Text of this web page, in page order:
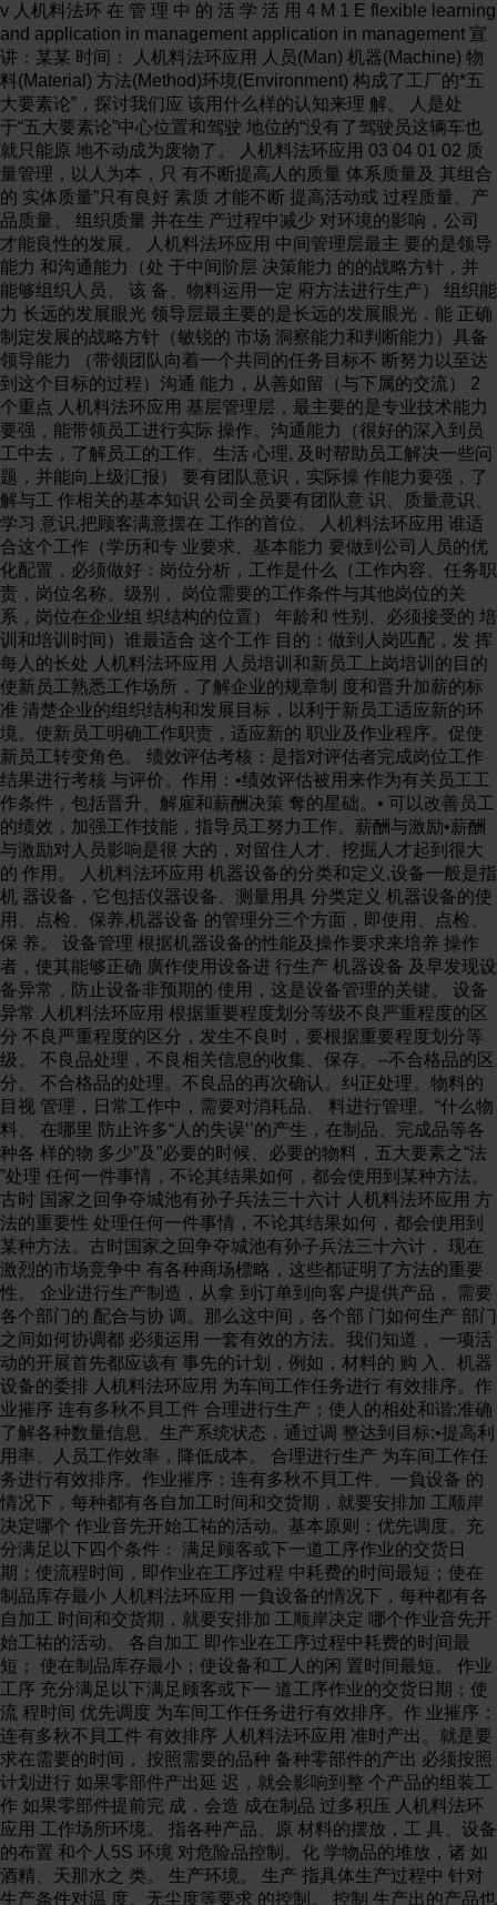
v 人机料法环 在 管 理 中 的 活 学 活 用 4 M 1 E flexible learning
and application in management application in management 宣
讲：某某 时间： 人机料法环应用 人员(Man) 机器(Machine) 物
料(Material) 方法(Method)环境(Environment) 构成了工厂的*五
大要素论”，探讨我们应 该用什么样的认知来理 解。 人是处
于“五大要素论”中心位置和驾驶 地位的“没有了驾驶员这辆车也
就只能原 地不动成为废物了。 人机料法环应用 03 04 01 02 质
量管理，以人为本，只 有不断提高人的质量 体系质量及 其组合
的 实体质量”只有良好 素质 才能不断 提高活动或 过程质量、产
品质量、 组织质量 并在生 产过程中减少 对环境的影响，公司
才能良性的发展。 人机料法环应用 中间管理层最主 要的是领导
能力 和沟通能力（处 于中间阶层 决策能力 的的战略方针，并
能够组织人员、 该 备、物料运用一定 府方法进行生产） 组织能
力 长远的发展眼光 领导层最主要的是长远的发展眼光，能 正确
制定发展的战略方针（敏锐的 市场 洞察能力和判断能力）具备
领导能力 （带领团队向着一个共同的任务目标不 断努力以至达
到这个目标的过程）沟通 能力，从善如留（与下属的交流） 2
个重点 人机料法环应用 基层管理层，最主要的是专业技术能力
要强，能带领员工进行实际 操作。沟通能力（很好的深入到员
工中去，了解员工的工作、生活 心理, 及时帮助员工解决一些问
题，并能向上级汇报） 要有团队意识，实际操 作能力要强，了
解与工 作相关的基本知识 公司全员要有团队意 识、质量意识、
学习 意识,把顾客满意摆在 工作的首位。 人机料法环应用 谁适
合这个工作（学历和专 业要求、基本能力 要做到公司人员的优
化配置，必须做好：岗位分析，工作是什么（工作内容、任务职
责，岗位名称、级别， 岗位需要的工作条件与其他岗位的关
系，岗位在企业组 织结构的位置） 年龄和 性别、必须接受的 培
训和培训时间）谁最适合 这个工作 目的：做到人岗匹配，发 挥
每人的长处 人机料法环应用 人员培训和新员工上岗培训的目的
使新员工熟悉工作场所，了解企业的规章制 度和晋升加薪的标
准 清楚企业的组织结构和发展目标，以利于新员工适应新的环
境。使新员工明确工作职责，适应新的 职业及作业程序。促使
新员工转变角色。 绩效评估考核：是指对评估者完成岗位工作
结果进行考核 与评价。作用：•绩效评估被用来作为有关员工工
作条件，包括晋升、解雇和薪酬决策 奪的星础。• 可以改善员工
的绩效，加强工作技能，指导员工努力工作。薪酬与激励•薪酬
与激励对人员影响是很 大的，对留住人才、挖掘人才起到很大
的 作用。 人机料法环应用 机器设备的分类和定义,设备一般是指
机 器设备，它包括仪器设备、测量用具 分类定义 机器设备的使
用、点检、保养,机器设备 的管理分三个方面，即使用、点检、
保 养。 设备管理 根据机器设备的性能及操作要求来培养 操作
者，使其能够正确 廣作使用设备进 行生产 机器设备 及早发现设
备异常，防止设备非预期的 使用，这是设备管理的关键。 设备
异常 人机料法环应用 根据重要程度划分等级不良严重程度的区
分 不良严重程度的区分，发生不良时，要根据重要程度划分等
级。 不良品处理，不良相关信息的收集、保存。--不合格品的区
分。 不合格品的处理。不良品的再次确认。纠正处理。物料的
目视 管理，日常工作中，需要对消耗品、 料进行管理。“什么物
料、 在哪里 防止许多“人的失误‘’的产生，在制品、完成品等各
种各 样的物 多少”及”必要的时候、必要的物料，五大要素之“法
”处理 任何一件事情，不论其结果如何，都会使用到某种方法。
古时 国家之回争夺城池有孙子兵法三十六计 人机料法环应用 方
法的重要性 处理任何一件事情，不论其结果如何，都会使用到
某种方法。古时国家之回争夺城池有孙子兵法三十六计， 现在
激烈的市场竞争中 有各种商场標略，这些都证明了方法的重要
性。 企业进行生产制造，从拿 到订单到向客户提供产品， 需要
各个部门的 配合与协 调。那么这中间，各个部 门如何生产 部门
之间如何协调都 必须运用 一套有效的方法。我们知道， 一项活
动的开展首先都应该有 事先的计划，例如，材料的 购 入、机器
设备的委排 人机料法环应用 为车间工作任务进行 有效排序。作
业摧序 连有多秋不貝工件 合理进行生产；使人的相处和谐;准确
了解各种数量信息、生产系统状态，通过调 整达到目标;•提高利
用率、人员工作效率，降低成本。 合理进行生产 为车间工作任
务进行有效排序。作业摧序：连有多秋不貝工件、一負设备 的
情况下，每种都有各自加工时间和交货期，就要安排加 工顺岸
决定哪个 作业音先开始工祐的活动。基本原则：优先调度。充
分满足以下四个条件： 满足顾客或下一道工序作业的交货日
期；使流程时间，即作业在工序过程 中耗费的时间最短；使在
制品库存最小 人机料法环应用 一負设备的情况下，每种都有各
自加工 时间和交货期，就要安排加 工顺岸决定 哪个作业音先开
始工祐的活动。 各自加工 即作业在工序过程中耗费的时间最
短； 使在制品库存最小；使设备和工人的闲 置时间最短。 作业
工序 充分满足以下满足顾客或下一 道工序作业的交货日期；使
流 程时间 优先调度 为车间工作任务进行有效排序。作 业摧序：
连有多秋不貝工件 有效排序 人机料法环应用 准时产出。就是要
求在需要的时间， 按照需要的品种 备种零部件的产出 必须按照
计划进行 如果零部件产出延 迟，就会影响到整 个产品的组装工
作 如果零部件提前完 成，会造 成在制品 过多积压 人机料法环
应用 工作场所环境。 指各种产品、原 材料的摆放，工 具、设备
的布置 和个人5S 环境 对危险品控制。化 学物品的堆放，诸 如
酒精、天那水之 类。 生产环境。 生产 指具体生产过程中 针对
生产条件对温 度、无尘度等要求 的控制。 控制 生产出的产品也